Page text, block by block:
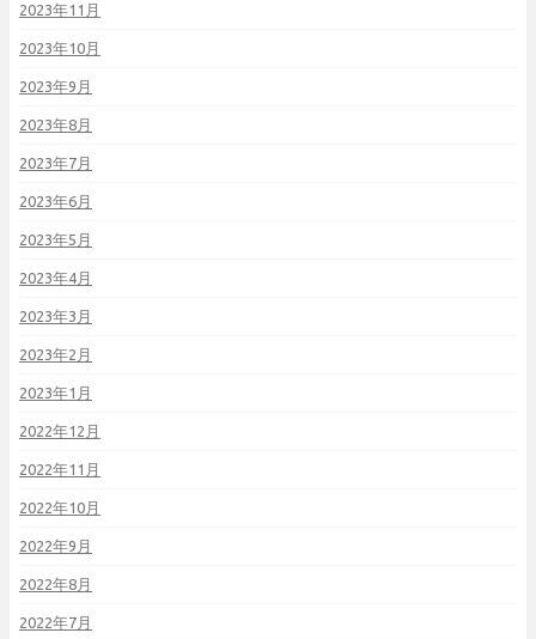
2023年11月
2023年10月
2023年9月
2023年8月
2023年7月
2023年6月
2023年5月
2023年4月
2023年3月
2023年2月
2023年1月
2022年12月
2022年11月
2022年10月
2022年9月
2022年8月
2022年7月